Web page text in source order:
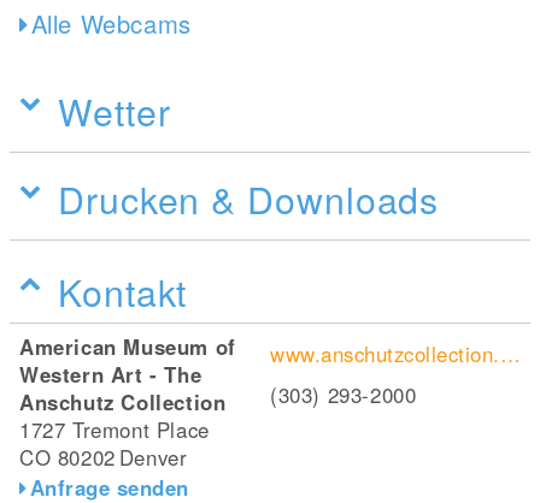
Alle Webcams
Wetter
Drucken & Downloads
Kontakt
American Museum of
Western Art - The
Anschutz Collection
1727 Tremont Place
CO 80202 Denver
Anfrage senden
www.anschutzcollection.org/
(303) 293-2000